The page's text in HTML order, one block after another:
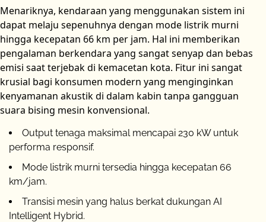
Menariknya, kendaraan yang menggunakan sistem ini
dapat melaju sepenuhnya dengan mode listrik murni
hingga kecepatan 66 km per jam. Hal ini memberikan
pengalaman berkendara yang sangat senyap dan bebas
emisi saat terjebak di kemacetan kota. Fitur ini sangat
krusial bagi konsumen modern yang menginginkan
kenyamanan akustik di dalam kabin tanpa gangguan
suara bising mesin konvensional.
Output tenaga maksimal mencapai 230 kW untuk
performa responsif.
Mode listrik murni tersedia hingga kecepatan 66
km/jam.
Transisi mesin yang halus berkat dukungan AI
Intelligent Hybrid.